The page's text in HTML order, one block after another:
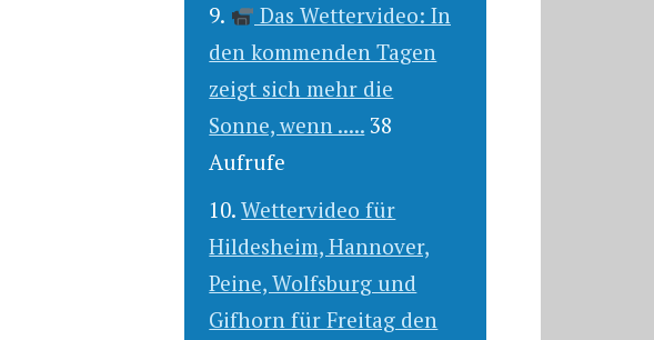
Das Wettervideo: In
den kommenden Tagen
zeigt sich mehr die
Sonne, wenn ..... 38
Aufrufe
Wettervideo für
Hildesheim, Hannover,
Peine, Wolfsburg und
Gifhorn für Freitag den